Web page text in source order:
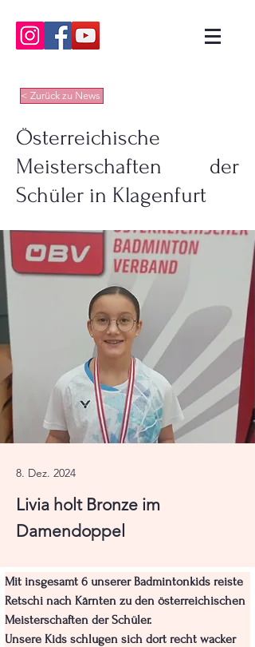
< Zurück zu News
Österreichische
Meisterschaften der
Schüler in Klagenfurt
8. Dez. 2024
Livia holt Bronze im
Damendoppel
Mit insgesamt 6 unserer Badmintonkids reiste
Retschi nach Kärnten zu den österreichischen
Meisterschaften der Schüler.
Unsere Kids schlugen sich dort recht wacker